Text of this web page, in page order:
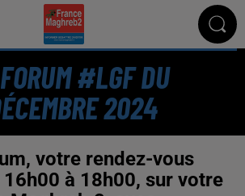
#LGF DU
2024
votre rendez-vous
à 18h00, sur votre